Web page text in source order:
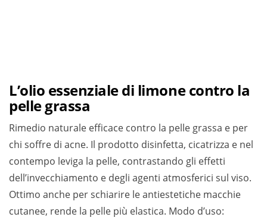
L’olio essenziale di limone contro la
pelle grassa
Rimedio naturale efficace contro la pelle grassa e per
chi soffre di acne. Il prodotto disinfetta, cicatrizza e nel
contempo leviga la pelle, contrastando gli effetti
dell’invecchiamento e degli agenti atmosferici sul viso.
Ottimo anche per schiarire le antiestetiche macchie
cutanee, rende la pelle più elastica. Modo d’uso: